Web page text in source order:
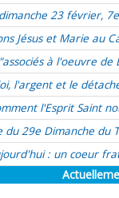
23 février,
Jésus et Marie au
à l'oeuvre de
l'argent et le
l'Esprit Saint
du 29e Dimanche du
: un coeur